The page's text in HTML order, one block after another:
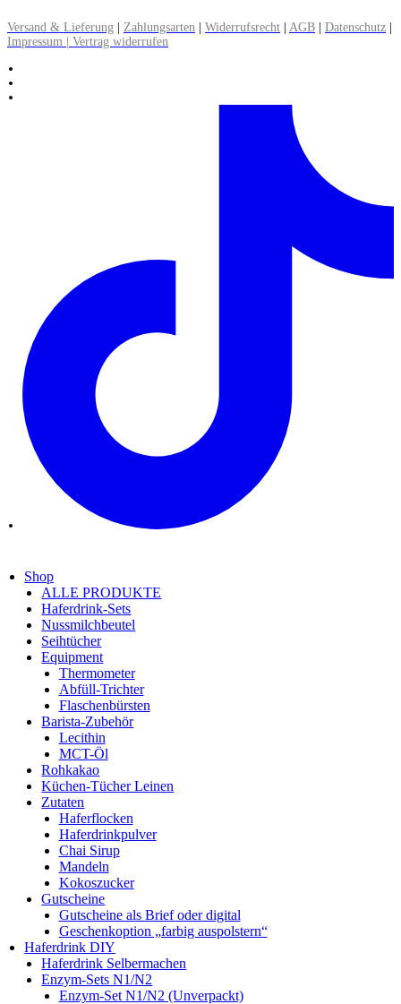
Versand & Lieferung
Zahlungsarten Widerrufsrecht AGB Datenschutz
Impressum | Vertrag widerrufen
Shop
ALLE PRODUKTE
Haferdrink-Sets
Nussmilchbeutel
Seihtücher
Equipment
Thermometer
Abfüll-Trichter
Flaschenbürsten
Barista-Zubehör
Lecithin
MCT-Öl
Rohkakao
Küchen-Tücher Leinen
Zutaten
Haferflocken
Haferdrinkpulver
Chai Sirup
Mandeln
Kokoszucker
Gutscheine
Gutscheine als Brief oder digital
Geschenkoption „farbig auspolstern“
Haferdrink DIY
Haferdrink Selbermachen
Enzym-Sets N1/N2
Enzym-Set N1/N2 (Unverpackt)